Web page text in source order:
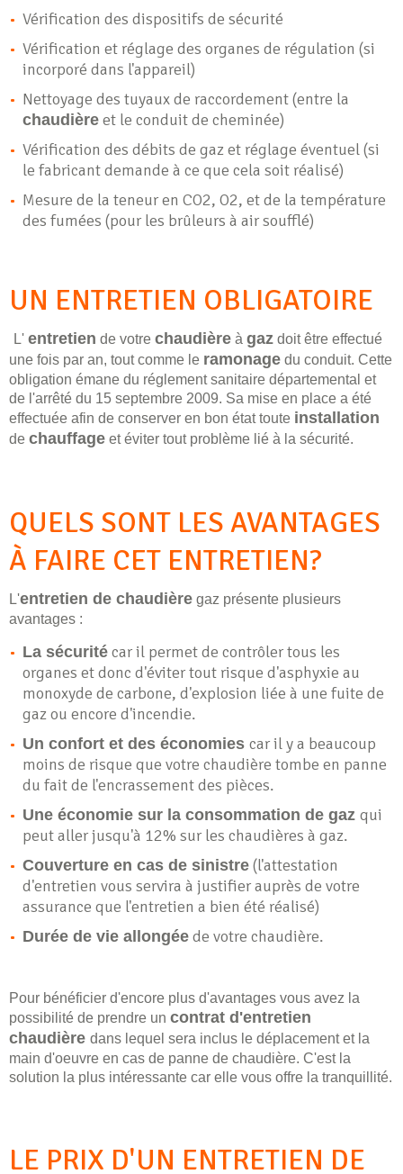
Vérification des dispositifs de sécurité
Vérification et réglage des organes de régulation (si
incorporé dans l'appareil)
Nettoyage des tuyaux de raccordement (entre la
chaudière et le conduit de cheminée)
Vérification des débits de gaz et réglage éventuel (si
le fabricant demande à ce que cela soit réalisé)
Mesure de la teneur en CO2, O2, et de la température
des fumées (pour les brûleurs à air soufflé)
UN ENTRETIEN OBLIGATOIRE
L' entretien de votre chaudière à gaz doit être effectué
une fois par an, tout comme le ramonage du conduit. Cette
obligation émane du réglement sanitaire départemental et
de l'arrêté du 15 septembre 2009. Sa mise en place a été
effectuée afin de conserver en bon état toute installation
de chauffage et éviter tout problème lié à la sécurité.
QUELS SONT LES AVANTAGES
À FAIRE CET ENTRETIEN?
L'entretien de chaudière gaz présente plusieurs
avantages :
La sécurité car il permet de contrôler tous les
organes et donc d'éviter tout risque d'asphyxie au
monoxyde de carbone, d'explosion liée à une fuite de
gaz ou encore d'incendie.
Un confort et des économies car il y a beaucoup
moins de risque que votre chaudière tombe en panne
du fait de l'encrassement des pièces.
Une économie sur la consommation de gaz qui
peut aller jusqu'à 12% sur les chaudières à gaz.
Couverture en cas de sinistre (l'attestation
d'entretien vous servira à justifier auprès de votre
assurance que l'entretien a bien été réalisé)
Durée de vie allongée de votre chaudière.
Pour bénéficier d'encore plus d'avantages vous avez la
possibilité de prendre un contrat d'entretien
chaudière dans lequel sera inclus le déplacement et la
main d'oeuvre en cas de panne de chaudière. C'est la
solution la plus intéressante car elle vous offre la tranquillité.
LE PRIX D'UN ENTRETIEN DE